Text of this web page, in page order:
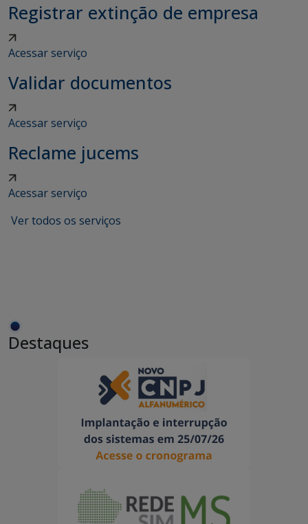
Registrar extinção de empresa
Acessar serviço
Validar documentos
Acessar serviço
Reclame jucems
Acessar serviço
Ver todos os serviços
Destaques